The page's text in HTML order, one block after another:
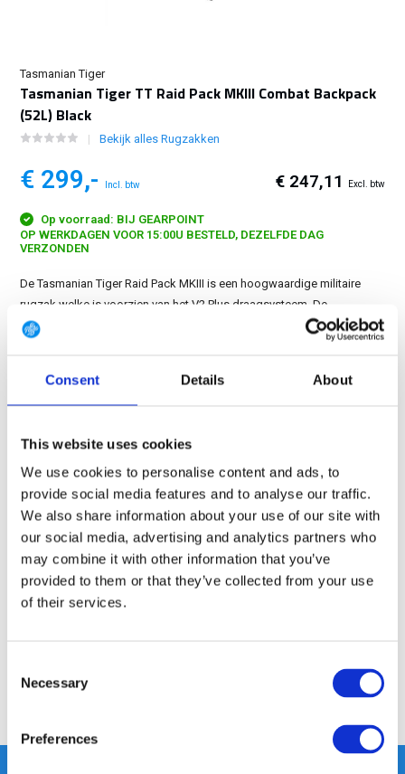
Consent Details About
This website uses cookies
We use cookies to personalise content and ads, to
provide social media features and to analyse our traffic.
We also share information about your use of our site with
our social media, advertising and analytics partners who
may combine it with other information that you’ve
provided to them or that they’ve collected from your use
of their services.
Selection
Necessary
Preferences
Tasmanian Tiger
Tasmanian Tiger TT Raid Pack MKIII Combat Backpack
(52L) Black
Bekijk alles Rugzakken
€ 299,- Incl. btw € 247,11 Excl. btw
Op voorraad: BIJ GEARPOINT
OP WERKDAGEN VOOR 15:00U BESTELD, DEZELFDE DAG
VERZONDEN
De Tasmanian Tiger Raid Pack MKIII is een hoogwaardige militaire
rugzak welke is voorzien van het V2 Plus draagsysteem. De
verwijderbare heupband kan ook gebruikt worden als battle-belt....
350m2 FYSIEKE WINKEL
24/7 ONLINE WINKELEN
Productomschrijving
Specificaties